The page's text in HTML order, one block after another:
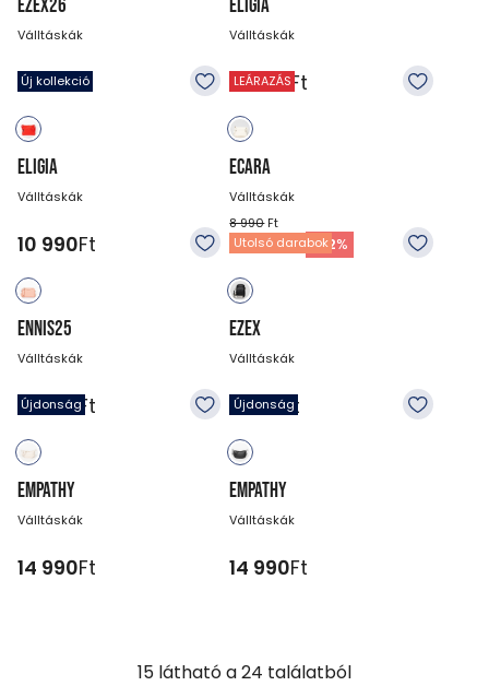
EZEX26
Válltáskák
9 990Ft
ELIGIA
Válltáskák
10 990Ft
Új kollekció
ELIGIA
Válltáskák
10 990Ft
LEÁRAZÁS
ECARA
Válltáskák
8 990Ft
6 990Ft -22%
ENNIS25
Válltáskák
14 990Ft
Utolsó darabok
EZEX
Válltáskák
9 990Ft
Újdonság
EMPATHY
Válltáskák
14 990Ft
Újdonság
EMPATHY
Válltáskák
14 990Ft
15 látható a24 találatból